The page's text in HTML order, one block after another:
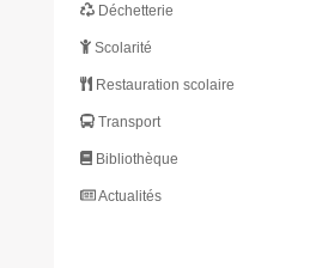
Déchetterie
Scolarité
Restauration scolaire
Transport
Bibliothèque
Actualités